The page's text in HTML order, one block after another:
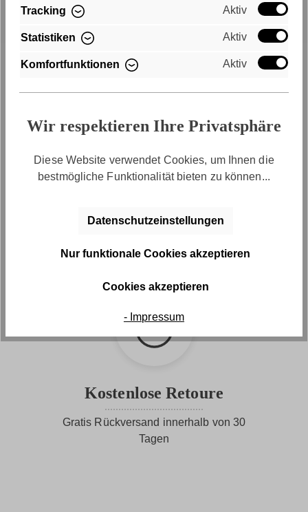
Kostenloser Versand innerhalb
Deutschlands
Kostenlose Retoure
Gratis Rückversand innerhalb von 30
Tagen
Tracking Aktiv
Statistiken Aktiv
Komfortfunktionen Aktiv
Wir respektieren Ihre Privatsphäre
Diese Website verwendet Cookies, um Ihnen die
bestmögliche Funktionalität bieten zu können...
Datenschutzeinstellungen
Nur funktionale Cookies akzeptieren
Cookies akzeptieren
- Impressum